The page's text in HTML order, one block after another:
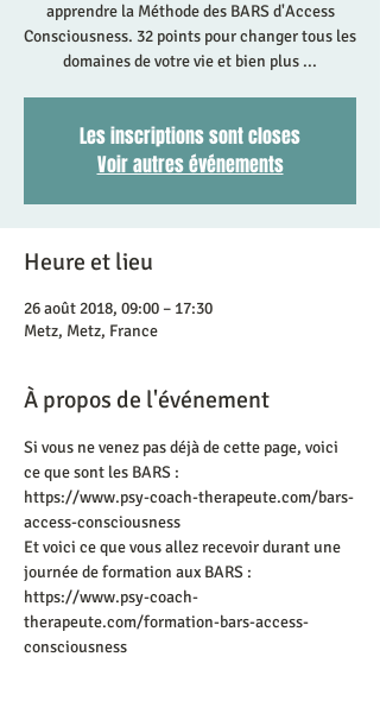
apprendre la Méthode des BARS d'Access
Consciousness. 32 points pour changer tous les
domaines de votre vie et bien plus ...
Les inscriptions sont closes
Voir autres événements
Heure et lieu
26 août 2018, 09:00 – 17:30
Metz, Metz, France
À propos de l'événement
Si vous ne venez pas déjà de cette page, voici
ce que sont les BARS :
https://www.psy-coach-therapeute.com/bars-
access-consciousness
Et voici ce que vous allez recevoir durant une
journée de formation aux BARS :
https://www.psy-coach-
therapeute.com/formation-bars-access-
consciousness